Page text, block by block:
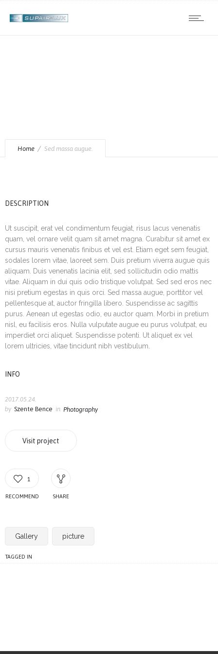
Home Sed massa augue.
DESCRIPTION
Ut suscipit, erat vel condimentum feugiat, risus lacus venenatis
quam, vel ornare velit quam sit amet magna. Curabitur sit amet ex
cursus mauris venenatis finibus et vel est. Etiam eget sem feugiat,
sodales lorem vitae, laoreet sem. Duis pretium viverra augue quis
aliquam. Duis venenatis lacinia elit, sed sollicitudin odio mattis
vitae. Aliquam in dui quis odio tristique volutpat. Sed sed eros nec
nisi pretium egestas in quis orci. Sed massa augue, porttitor vel
pellentesque at, auctor fringilla libero. Suspendisse ac sagittis
purus. Aenean ut egestas odio, eu auctor quam. Morbi in pretium
nisl, eu facilisis eros. Nulla vulputate augue eu purus volutpat, eu
imperdiet orci aliquet. Suspendisse potenti. Ut aliquet ex vel
lorem ultricies, vitae tincidunt nibh vestibulum.
INFO
2017.05.24.
by Szente Bence in Photography
Visit project
1
RECOMMEND SHARE
Gallery picture
TAGGED IN